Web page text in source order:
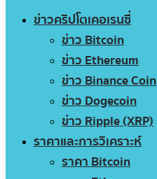
ข่าวคริปโตเคอเรนซี่
ข่าว Bitcoin
ข่าว Ethereum
ข่าว Binance Coin
ข่าว Dogecoin
ข่าว Ripple (XRP)
ราคาและการวิเคราะห์
ราคา Bitcoin